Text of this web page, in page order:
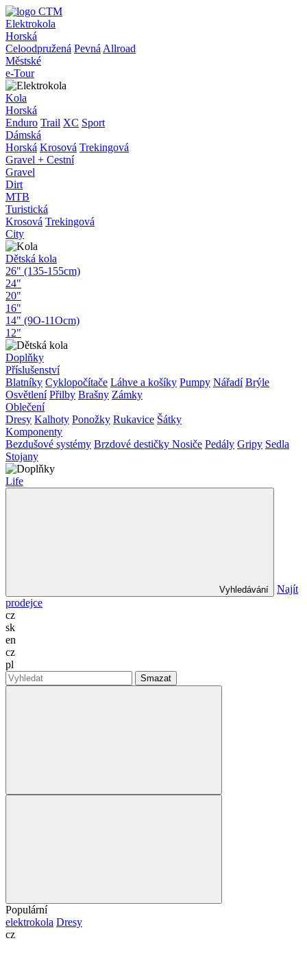
Elektrokola
Horská
Celoodpružená Pevná Allroad
Městské
e-Tour
Kola
Horská
Enduro Trail XC Sport
Dámská
Horská Krosová Trekingová
Gravel + Cestní
Gravel
Dirt
MTB
Turistická
Krosová Trekingová
City
Dětská kola
26" (135-155cm)
24"
20"
16"
14" (9O-11Ocm)
12"
Doplňky
Příslušenství
Blatníky Cyklopočítače Láhve a košíky Pumpy Nářadí Brýle
Osvětlení Přilby Brašny Zámky
Oblečení
Dresy Kalhoty Ponožky Rukavice Šátky
Komponenty
Bezdušové systémy Brzdové destičky Nosiče Pedály Gripy Sedla
Stojany
Life
Vyhledávání
Najít
prodejce
cz
sk
en
cz
pl
Smazat
Populární
elektrokola Dresy
cz